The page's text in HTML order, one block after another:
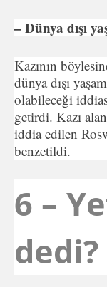
– Dünya dışı
Kazının
dünya dışı
olabileceği
getirdi. Kazı
iddia edilen
benzetildi.
6 –
dedi?